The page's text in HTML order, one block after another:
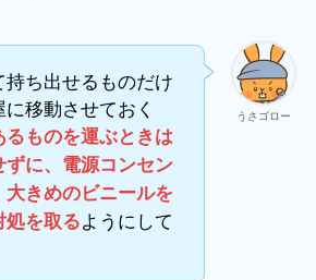
うさゴロー
ち出せるものだけ
移動させておく
るものを運ぶときは
に、電源コンセン
大きめのビニールを
を取るようにして